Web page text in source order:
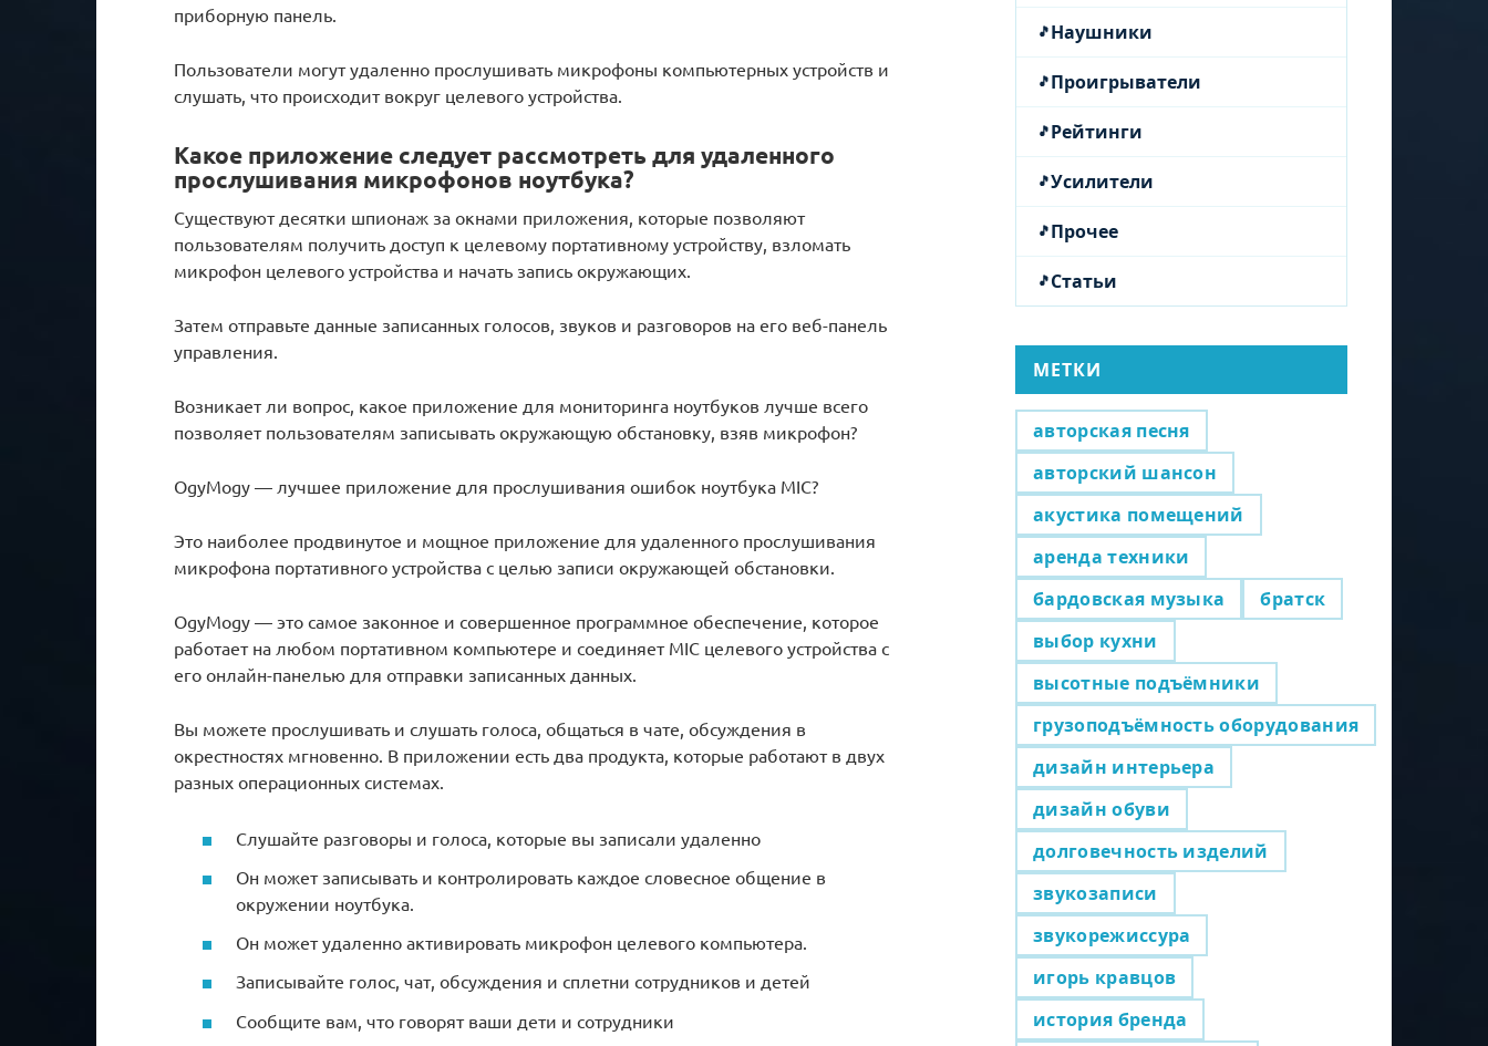
приборную панель.
Пользователи могут удаленно прослушивать микрофоны компьютерных устройств и
слушать, что происходит вокруг целевого устройства.
Какое приложение следует рассмотреть для удаленного
прослушивания микрофонов ноутбука?
Существуют десятки шпионаж за окнами приложения, которые позволяют
пользователям получить доступ к целевому портативному устройству, взломать
микрофон целевого устройства и начать запись окружающих.
Затем отправьте данные записанных голосов, звуков и разговоров на его веб-панель
управления.
Возникает ли вопрос, какое приложение для мониторинга ноутбуков лучше всего
позволяет пользователям записывать окружающую обстановку, взяв микрофон?
OgyMogy — лучшее приложение для прослушивания ошибок ноутбука MIC?
Это наиболее продвинутое и мощное приложение для удаленного прослушивания
микрофона портативного устройства с целью записи окружающей обстановки.
OgyMogy — это самое законное и совершенное программное обеспечение, которое
работает на любом портативном компьютере и соединяет MIC целевого устройства с
его онлайн-панелью для отправки записанных данных.
Вы можете прослушивать и слушать голоса, общаться в чате, обсуждения в
окрестностях мгновенно. В приложении есть два продукта, которые работают в двух
разных операционных системах.
Слушайте разговоры и голоса, которые вы записали удаленно
Он может записывать и контролировать каждое словесное общение в
окружении ноутбука.
Он может удаленно активировать микрофон целевого компьютера.
Записывайте голос, чат, обсуждения и сплетни сотрудников и детей
Сообщите вам, что говорят ваши дети и сотрудники
Наушники
Проигрыватели
Рейтинги
Усилители
Прочее
Статьи
МЕТКИ
авторская песня
авторский шансон
акустика помещений
аренда техники
бардовская музыка
братск
выбор кухни
высотные подъёмники
грузоподъёмность оборудования
дизайн интерьера
дизайн обуви
долговечность изделий
звукозаписи
звукорежиссура
игорь кравцов
история бренда